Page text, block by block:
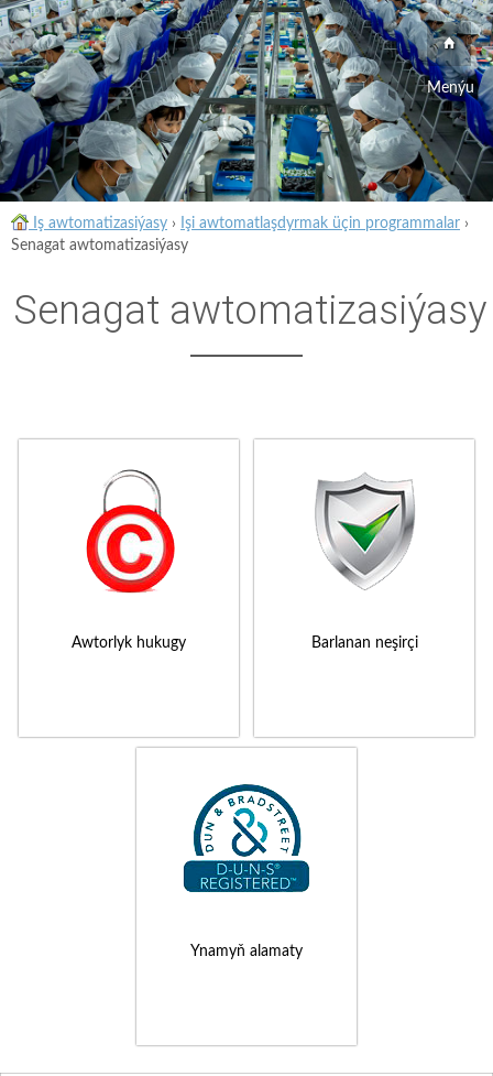
Menýu
Iş awtomatizasiýasy › Işi awtomatlaşdyrmak üçin programmalar ›
Senagat awtomatizasiýasy
Senagat awtomatizasiýasy
Awtorlyk hukugy Barlanan neşirçi
Ynamyň alamaty